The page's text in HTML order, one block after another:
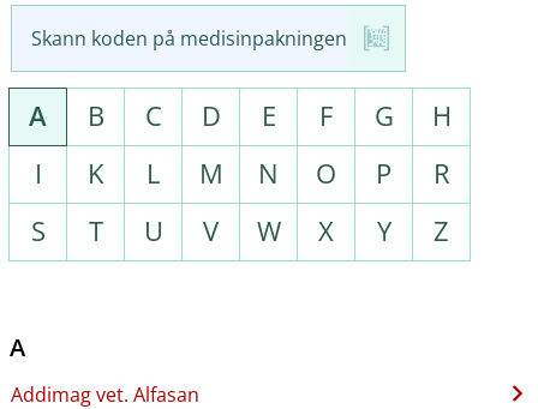
Skann koden på medisinpakningen
A B C D E F G
H
I
K L M N O P
R
S
T U V W X Y Z
A
Addimag vet. Alfasan